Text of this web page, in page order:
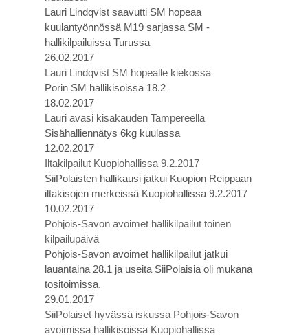
Lauri Lindqvist saavutti SM hopeaa
kuulantyönnössä M19 sarjassa SM -
hallikilpailuissa Turussa
26.02.2017
Lauri Lindqvist SM hopealle kiekossa
Porin SM hallikisoissa 18.2
18.02.2017
Lauri avasi kisakauden Tampereella
Sisähalliennätys 6kg kuulassa
12.02.2017
Iltakilpailut Kuopiohallissa 9.2.2017
SiiPolaisten hallikausi jatkui Kuopion Reippaan
iltakisojen merkeissä Kuopiohallissa 9.2.2017
10.02.2017
Pohjois-Savon avoimet hallikilpailut toinen
kilpailupäivä
Pohjois-Savon avoimet hallikilpailut jatkui
lauantaina 28.1 ja useita SiiPolaisia oli mukana
tositoimissa.
29.01.2017
SiiPolaiset hyvässä iskussa Pohjois-Savon
avoimissa hallikisoissa Kuopiohallissa